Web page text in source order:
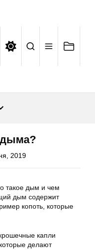
дыма?
2019
такое дым и чем
дым содержит
копоть, которые
капли
делают